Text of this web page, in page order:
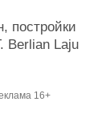
постройки
Berlian Laju
16+